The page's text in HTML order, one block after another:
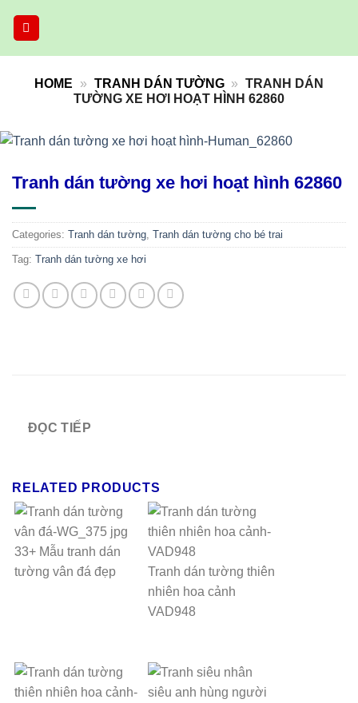
HOME » TRANH DÁN TƯỜNG » TRANH DÁN
TƯỜNG XE HƠI HOẠT HÌNH 62860
Tranh dán tường xe hơi hoạt hình 62860
Categories: Tranh dán tường, Tranh dán tường cho bé trai
Tag: Tranh dán tường xe hơi
ĐỌC TIẾP
RELATED PRODUCTS
33+ Mẫu tranh dán
tường vân đá đẹp
Tranh dán tường thiên
nhiên hoa cảnh
VAD948